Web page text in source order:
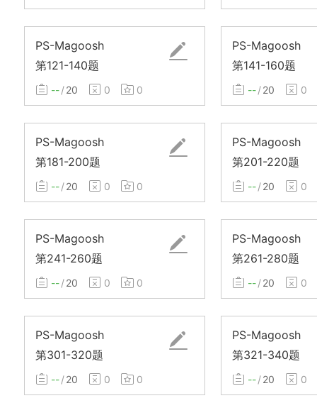
PS-Magoosh
第121-140题
--/20 0 0
PS-Magoosh
第141-160题
--/20 0
PS-Magoosh
第181-200题
--/20 0 0
PS-Magoosh
第201-220题
--/20 0
PS-Magoosh
第241-260题
--/20 0 0
PS-Magoosh
第261-280题
--/20 0
PS-Magoosh
第301-320题
--/20 0 0
PS-Magoosh
第321-340题
--/20 0